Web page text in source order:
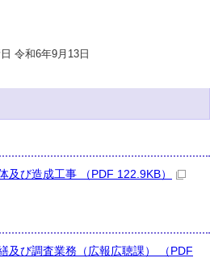
令和6年9月13日
及び造成工事 （PDF 122.9KB）
及び調査業務（広報広聴課） （PDF